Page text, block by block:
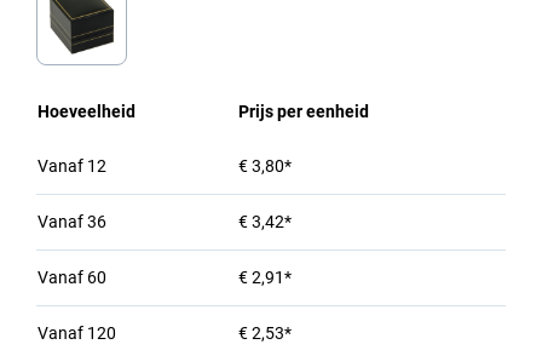
Hoeveelheid Prijs per eenheid
Vanaf 12 € 3,80*
Vanaf36 € 3,42*
Vanaf 60 € 2,91*
Vanaf 120 € 2,53*